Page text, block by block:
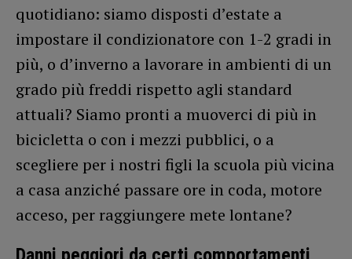
quotidiano: siamo disposti d’estate a
impostare il condizionatore con 1-2 gradi in
più, o d’inverno a lavorare in ambienti di un
grado più freddi rispetto agli standard
attuali? Siamo pronti a muoverci di più in
bicicletta o con i mezzi pubblici, o a
scegliere per i nostri figli la scuola più vicina
a casa anziché passare ore in coda, motore
acceso, per raggiungere mete lontane?